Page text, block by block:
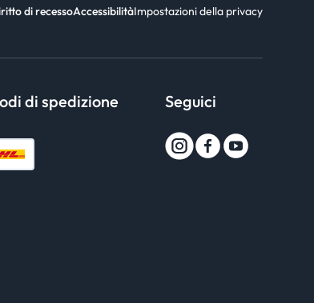
di recessoAccessibilitàImpostazioni della privacy
di spedizione Seguici